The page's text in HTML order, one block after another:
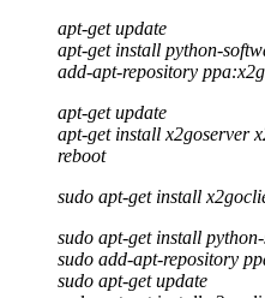
apt-get update
apt-get install python-
add-apt-repository
apt-get update
apt-get install x2goserver
reboot
sudo apt-get install
sudo apt-get install
sudo add-apt-repository
sudo apt-get update